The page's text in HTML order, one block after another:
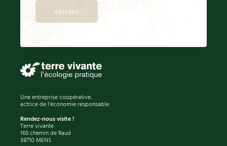
Une entreprise coopérative,
actrice de l'économie responsable.
Rendez-nous visite !
Terre vivante
169 chemin de Raud
38710 MENS